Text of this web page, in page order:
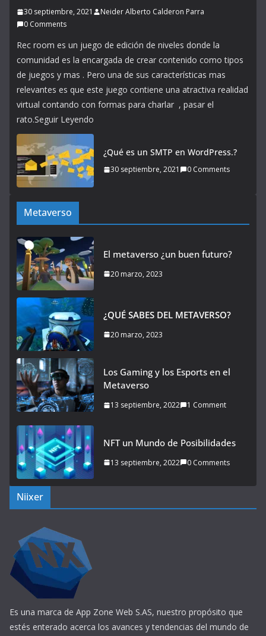
30 septiembre, 2021
Neider Alberto Calderon Parra
0 Comments
Rec room es un juego de edición de niveles donde la
comunidad es la encargada de crear contenido como tipos
de juegos y mas . Pero una de sus características mas
relevantes es que este juego contiene una atractiva realidad
virtual contando con formas para charlar , pasar el
rato.Seguir Leyendo
¿Qué es un SMTP en WordPress.?
30 septiembre, 2021 0 Comments
Metaverso
El metaverso ¿un buen futuro?
20 marzo, 2023
¿QUÉ SABES DEL METAVERSO?
20 marzo, 2023
Los Gaming y los Esports en el
Metaverso
13 septiembre, 2022 1 Comment
NFT un Mundo de Posibilidades
13 septiembre, 2022 0 Comments
Niixer
Es una marca de App Zone Web S.AS, nuestro propósito que
estés enterado acerca los avances y tendencias del mundo de